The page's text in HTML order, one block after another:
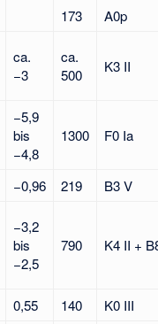
173 A0p
ca.
−3
ca.
500
K3 II
−5,9
bis
−4,8
1300 F0 Ia
−0,96 219 B3 V
−3,2
bis
−2,5
790 K4 II +
0,55 140
K0 III